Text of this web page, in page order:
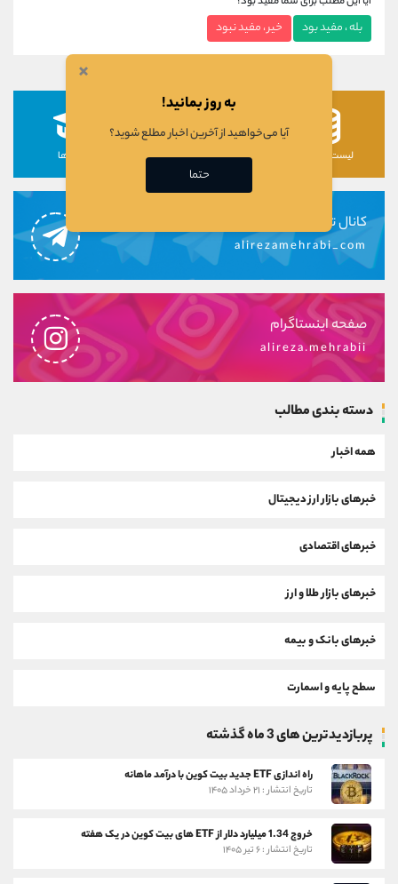
بله ، مفید بود خیر ، مفید نبود
لیست رمزارزها لیست سهام ها دوره ها
کانال تلگرام
alirezamehrabi_com
صفحه اینستاگرام
alireza.mehrabii
دسته بندی مطالب
همه اخبار
خبرهای بازار ارز دیجیتال
خبرهای اقتصادی
خبرهای بازار طلا و ارز
خبرهای بانک و بیمه
سطح پایه و اسمارت
پربازدیدترین های 3 ماه گذشته
راه اندازی ETF جدید بیت کوین با درآمد ماهانه
تاریخ انتشار : ۲۱ خرداد ۱۴۰۵
خروج 1.34 میلیارد دلار از ETF های بیت کوین در یک هفته
تاریخ انتشار : ۶ تیر ۱۴۰۵
×
به روز بمانید!
آیا می‌خواهید از آخرین اخبار مطلع شوید؟
حتما